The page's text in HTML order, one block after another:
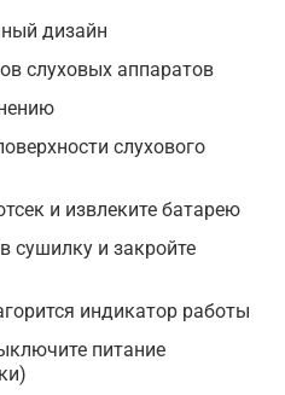
дизайн
слуховых аппаратов
слухового
и извлеките батарею
сушилку и закройте
индикатор работы
питание